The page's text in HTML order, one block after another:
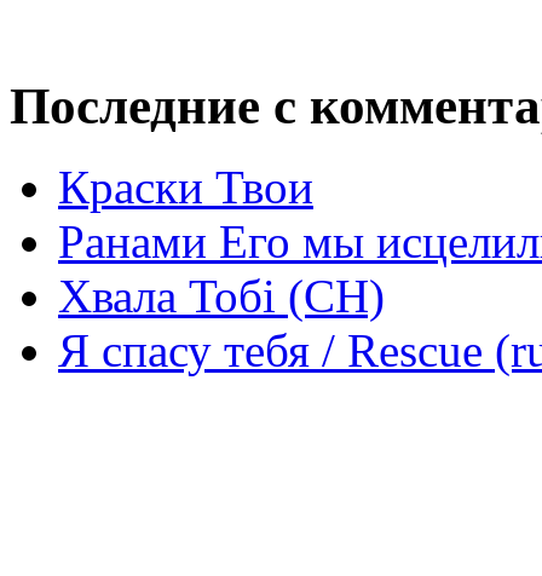
Последние с
Краски Твои
Ранами Его мы
Хвала Тобі (СН)
Я спасу тебя / Rescue